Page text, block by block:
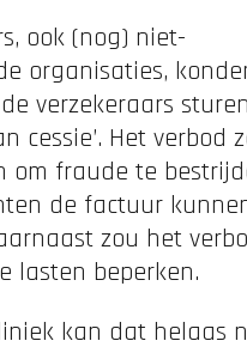
ook (nog) niet-
organisaties,
verzekeraars
cessie’. Het verbod
om fraude te
de factuur
zou het
lasten beperken.
kan dat helaas